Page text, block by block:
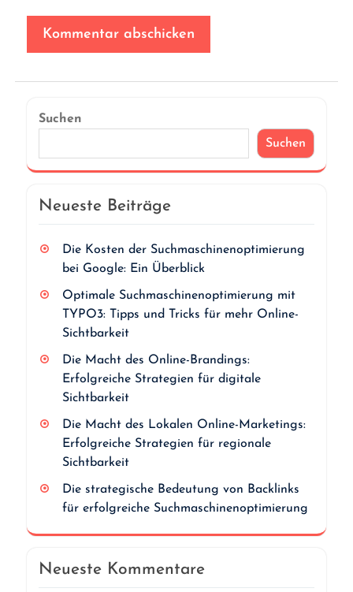
Suchen
Suchen
Neueste Beiträge
Die Kosten der Suchmaschinenoptimierung
bei Google: Ein Überblick
Optimale Suchmaschinenoptimierung mit
TYPO3: Tipps und Tricks für mehr Online-
Sichtbarkeit
Die Macht des Online-Brandings:
Erfolgreiche Strategien für digitale
Sichtbarkeit
Die Macht des Lokalen Online-Marketings:
Erfolgreiche Strategien für regionale
Sichtbarkeit
Die strategische Bedeutung von Backlinks
für erfolgreiche Suchmaschinenoptimierung
Neueste Kommentare